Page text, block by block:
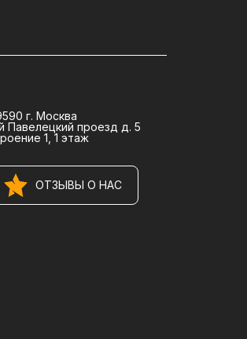
г. Москва
Павелецкий проезд д. 5
1, 1 этаж
ОТЗЫВЫ О НАС